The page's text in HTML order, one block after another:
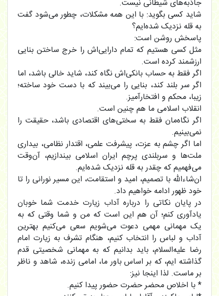
جاذبه‌های شیطانی نیست.
شاید کسی بگوید: با این همه مشکلات، چطور می‌شود گفت
به قله نزدیک شده‌ایم؟
پاسخش روشن است:
مثل کسی هستیم که تمام دارایی‌اش را خرج ساختن بنایی
ارزشمند کرده است.
اگر فقط به حساب بانکی‌اش نگاه کند، شاید خالی باشد، اما
اگر سر بلند کند، بنایی را می‌بیند که با دست خود ساخته؛
زیبا، محکم و افتخارآمیز.
انقلاب اسلامی ما هم چنین است.
اگر نگاه‌مان فقط به سختی‌های اقتصادی باشد، حقیقت را
نمی‌بینیم.
اما اگر چشم به عزت، پیشرفت علمی، اقتدار نظامی، بیداری
ملت‌ها و سربلندی پرچم ایران اسلامی بیندازیم، آن‌وقت
می‌فهمیم که چقدر به قله نزدیک شده‌ایم.
ان‌شاءالله با تصمیم، امید و استقامت، این مسیر نورانی را تا
خود ظهور ادامه خواهیم داد.
در پایان نکاتی را درباره آداب زیارت خدمت شما خوبان
یادآوری کنم؛ آن هم این است که من و شما وقتی که به
یک مهمانی مهمی دعوت می‌شویم سعی می‌کنیم بهترین
آداب و لباس را انتخاب کنیم، هنگام تشرف به زیارت امام
رضا علیه‌السلام، باید بدانیم که به مهمانی شخصیتی قدم
گذاشته ایم، که بر اساس باور ما، امامی زنده، شاهد و ناظر
بر ماست. لذا اینجا نیز:
* با اخلاص محضر حضرت حضور پیدا کنیم.